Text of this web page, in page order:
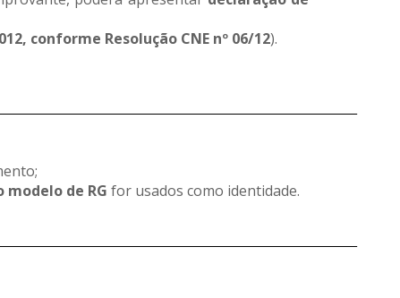
conforme Resolução CNE nº 06/12).
modelo de RG for usados como identidade.